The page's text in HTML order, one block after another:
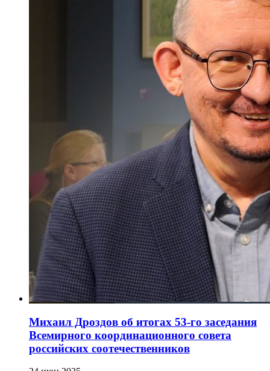
Михаил Дроздов об итогах 53-го заседания
Всемирного координационного совета
российских соотечественников